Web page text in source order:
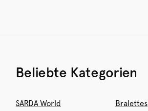
Beliebte Kategorien
SARDA World Bralettes